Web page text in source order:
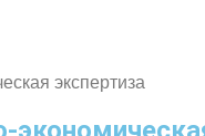
экспертиза